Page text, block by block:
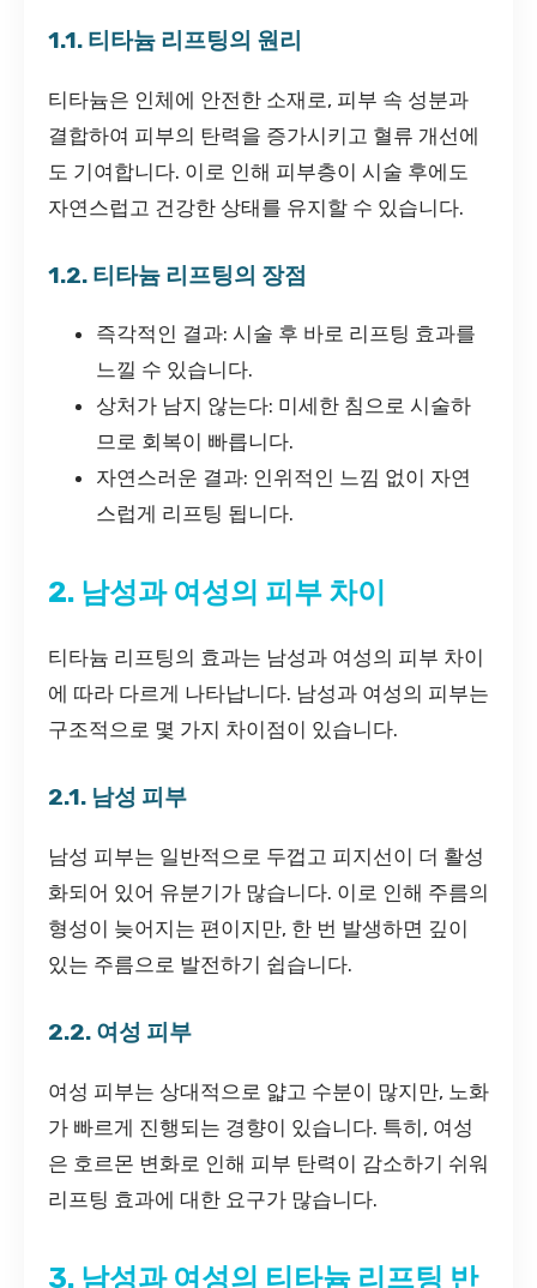
1.1. 티타늄 리프팅의 원리
티타늄은 인체에 안전한 소재로, 피부 속 성분과
결합하여 피부의 탄력을 증가시키고 혈류 개선에
도 기여합니다. 이로 인해 피부층이 시술 후에도
자연스럽고 건강한 상태를 유지할 수 있습니다.
1.2. 티타늄 리프팅의 장점
즉각적인 결과: 시술 후 바로 리프팅 효과를
느낄 수 있습니다.
상처가 남지 않는다: 미세한 침으로 시술하
므로 회복이 빠릅니다.
자연스러운 결과: 인위적인 느낌 없이 자연
스럽게 리프팅 됩니다.
2. 남성과 여성의 피부 차이
티타늄 리프팅의 효과는 남성과 여성의 피부 차이
에 따라 다르게 나타납니다. 남성과 여성의 피부는
구조적으로 몇 가지 차이점이 있습니다.
2.1. 남성 피부
남성 피부는 일반적으로 두껍고 피지선이 더 활성
화되어 있어 유분기가 많습니다. 이로 인해 주름의
형성이 늦어지는 편이지만, 한 번 발생하면 깊이
있는 주름으로 발전하기 쉽습니다.
2.2. 여성 피부
여성 피부는 상대적으로 얇고 수분이 많지만, 노화
가 빠르게 진행되는 경향이 있습니다. 특히, 여성
은 호르몬 변화로 인해 피부 탄력이 감소하기 쉬워
리프팅 효과에 대한 요구가 많습니다.
3. 남성과 여성의 티타늄 리프팅 반